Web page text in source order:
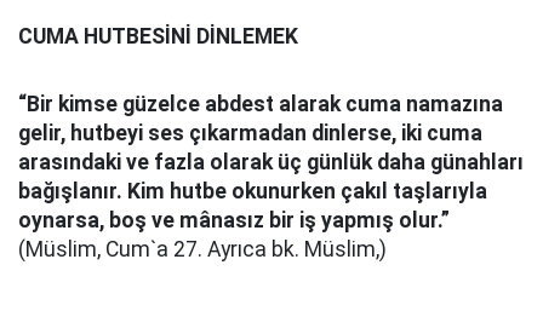
CUMA HUTBESİNİ DİNLEMEK
“Bir kimse güzelce abdest alarak cuma namazına
gelir, hutbeyi ses çıkarmadan dinlerse, iki cuma
arasındaki ve fazla olarak üç günlük daha günahları
bağışlanır. Kim hutbe okunurken çakıl taşlarıyla
oynarsa, boş ve mânasız bir iş yapmış olur.”
(Müslim, Cum`a 27. Ayrıca bk. Müslim,)